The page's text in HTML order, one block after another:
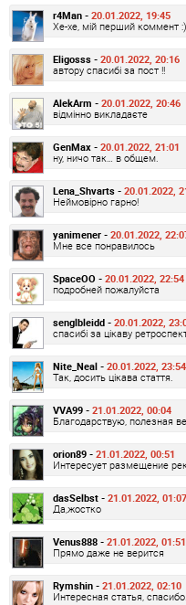
r4Man - 20.01.2022, 19:45
Хе-хе, мій перший коммент :)
Eligosss - 20.01.2022, 20:16
автору спасибі за пост !!
AlekArm - 20.01.2022, 20:46
відмінно викладаєте
GenMax - 20.01.2022, 21:01
ну, ничо так… в общем.
Lena_Shvarts - 20.01.2022,
Неймовірно гарно!
yanimener - 20.01.2022,
Мне все понравилось
SpaceOO - 20.01.2022, 22:54
подробней пожалуйста
senglbleidd - 20.01.2022,
спасибі за цікаву
Nite_Neal - 20.01.2022, 23:54
Так, досить цікава стаття.
VVA99 - 21.01.2022, 00:04
Благодарствую, полезная
orion89 - 21.01.2022, 00:51
Интересует размещение
dasSelbst - 21.01.2022, 01:07
Да,жостко
Venus888 - 21.01.2022, 01:51
Прямо даже не верится
Rymshin - 21.01.2022, 02:10
Интересная статья,